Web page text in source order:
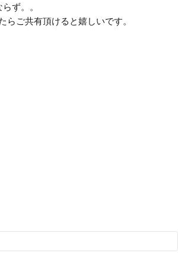
ず。。
ご共有頂けると嬉しいです。
にし